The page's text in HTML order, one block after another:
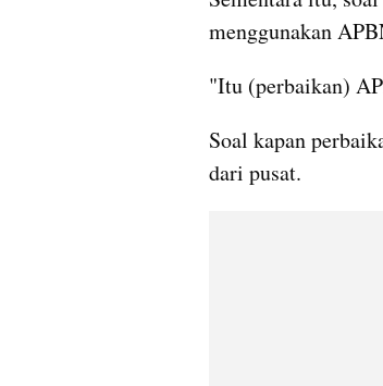
menggunakan
"Itu (perbaikan)
Soal kapan
dari pusat.